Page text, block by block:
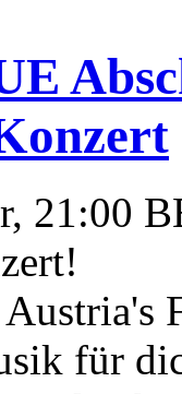
21:00
für